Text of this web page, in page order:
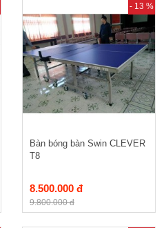
- 13 %
Bàn bóng bàn Swin CLEVER
T8
8.500.000 đ
9.800.000 đ